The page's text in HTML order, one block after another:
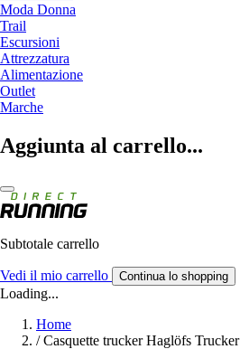
Moda Donna
Trail
Escursioni
Attrezzatura
Alimentazione
Outlet
Marche
Aggiunta al carrello...
Subtotale carrello
Vedi il mio carrello Continua lo shopping
Loading...
Home
/ Casquette trucker Haglöfs Trucker